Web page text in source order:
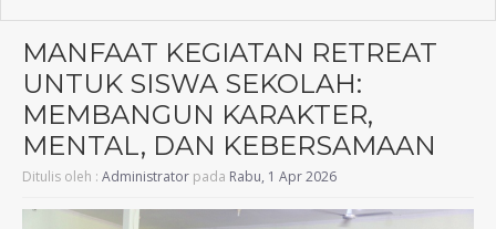
MANFAAT KEGIATAN RETREAT
UNTUK SISWA SEKOLAH:
MEMBANGUN KARAKTER,
MENTAL, DAN KEBERSAMAAN
Ditulis oleh : Administrator pada Rabu, 1 Apr 2026